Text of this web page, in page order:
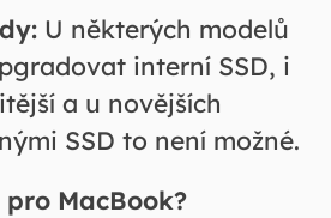
U některých modelů
interní SSD, i
a u novějších
SSD to není možné.
pro MacBook?